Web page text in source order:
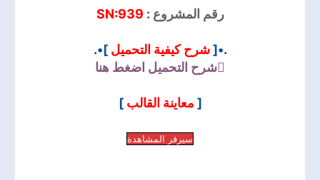
رقم المشروع : SN:939
.•[شرح كيفية التحميل ]•.
شرح التحميل اضغط هنا
[ معاينة القالب]
سيرفر المشاهدة